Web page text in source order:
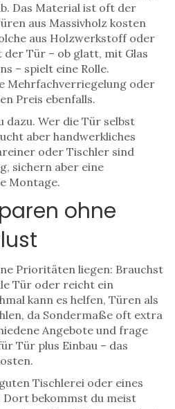
Das Material ist oft der
aus Massivholz kosten
aus Holzwerkstoff oder
Tür – ob glatt, mit Glas
– spielt eine Rolle.
Mehrfachverriegelung oder
Preis ebenfalls.
dazu. Wer die Tür selbst
aber handwerkliches
oder Tischler sind
sichern aber eine
Montage.
ohne
Prioritäten liegen: Brauchst
Tür oder reicht ein
kann es helfen, Türen als
da Sondermaße oft extra
Angebote und frage
Tür plus Einbau – das
Tischlerei oder eines
Dort bekommst du meist